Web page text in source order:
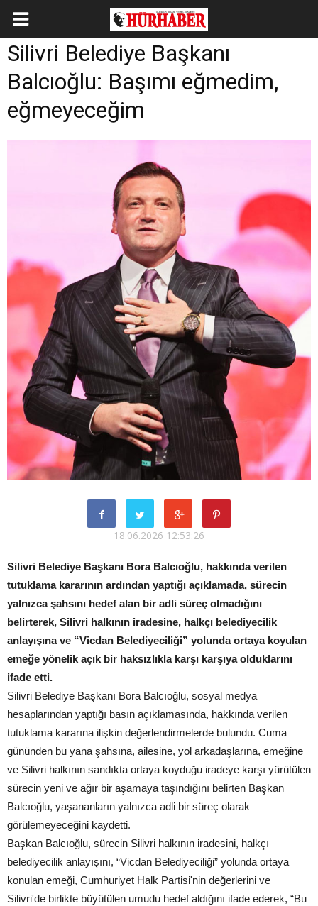
Silivri Belediye Başkanı
Balcıoğlu: Başımı eğmedim,
eğmeyeceğim
18.06.2026 12:53:26
Silivri Belediye Başkanı Bora Balcıoğlu, hakkında verilen
tutuklama kararının ardından yaptığı açıklamada, sürecin
yalnızca şahsını hedef alan bir adli süreç olmadığını
belirterek, Silivri halkının iradesine, halkçı belediyecilik
anlayışına ve “Vicdan Belediyeciliği” yolunda ortaya koyulan
emeğe yönelik açık bir haksızlıkla karşı karşıya olduklarını
ifade etti.
Silivri Belediye Başkanı Bora Balcıoğlu, sosyal medya
hesaplarından yaptığı basın açıklamasında, hakkında verilen
tutuklama kararına ilişkin değerlendirmelerde bulundu. Cuma
gününden bu yana şahsına, ailesine, yol arkadaşlarına, emeğine
ve Silivri halkının sandıkta ortaya koyduğu iradeye karşı yürütülen
sürecin yeni ve ağır bir aşamaya taşındığını belirten Başkan
Balcıoğlu, yaşananların yalnızca adli bir süreç olarak
görülemeyeceğini kaydetti.
Başkan Balcıoğlu, sürecin Silivri halkının iradesini, halkçı
belediyecilik anlayışını, “Vicdan Belediyeciliği” yolunda ortaya
konulan emeği, Cumhuriyet Halk Partisi'nin değerlerini ve
Silivri'de birlikte büyütülen umudu hedef aldığını ifade ederek, “Bu